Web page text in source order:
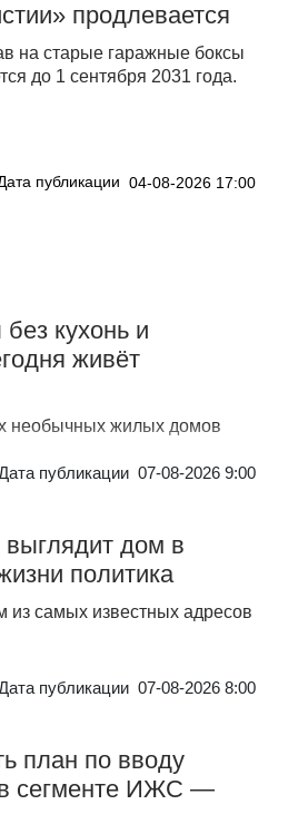
продлевается
на старые гаражные боксы
до 1 сентября 2031 года.
04-08-2026 17:00
кухонь и
живёт
необычных жилых домов
07-08-2026 9:00
дом в
политика
самых известных адресов
07-08-2026 8:00
план по вводу
в сегменте ИЖС —